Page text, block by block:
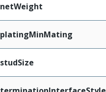
netWeight
platingMinMating
studSize